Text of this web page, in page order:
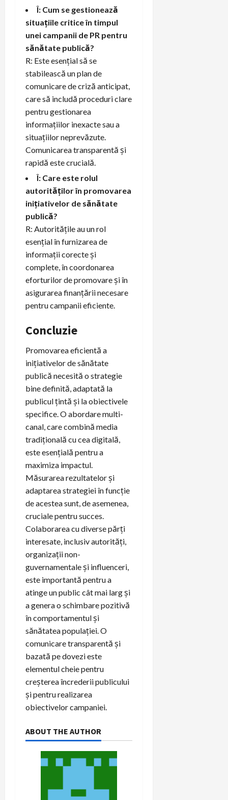
Î: Cum se gestionează
situațiile critice în timpul
unei campanii de PR pentru
sănătate publică?
R: Este esențial să se
stabilească un plan de
comunicare de criză anticipat,
care să includă proceduri clare
pentru gestionarea
informațiilor inexacte sau a
situațiilor neprevăzute.
Comunicarea transparentă și
rapidă este crucială.
Î: Care este rolul
autorităților în promovarea
inițiativelor de sănătate
publică?
R: Autoritățile au un rol
esențial în furnizarea de
informații corecte și
complete, în coordonarea
eforturilor de promovare și în
asigurarea finanțării necesare
pentru campanii eficiente.
Concluzie
Promovarea eficientă a
inițiativelor de sănătate
publică necesită o strategie
bine definită, adaptată la
publicul țintă și la obiectivele
specifice. O abordare multi-
canal, care combină media
tradițională cu cea digitală,
este esențială pentru a
maximiza impactul.
Măsurarea rezultatelor și
adaptarea strategiei în funcție
de acestea sunt, de asemenea,
cruciale pentru succes.
Colaborarea cu diverse părți
interesate, inclusiv autorități,
organizații non-
guvernamentale și influenceri,
este importantă pentru a
atinge un public cât mai larg și
a genera o schimbare pozitivă
în comportamentul și
sănătatea populației. O
comunicare transparentă și
bazată pe dovezi este
elementul cheie pentru
creșterea încrederii publicului
și pentru realizarea
obiectivelor campaniei.
ABOUT THE AUTHOR